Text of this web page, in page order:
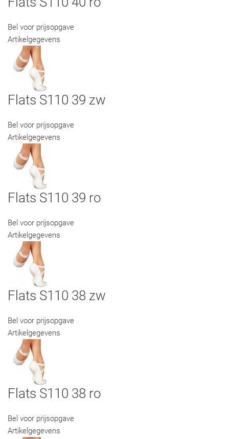
Bel voor prijsopgave
Artikelgegevens
Flats S110 39 zw
Bel voor prijsopgave
Artikelgegevens
Flats S110 39 ro
Bel voor prijsopgave
Artikelgegevens
Flats S110 38 zw
Bel voor prijsopgave
Artikelgegevens
Flats S110 38 ro
Bel voor prijsopgave
Artikelgegevens